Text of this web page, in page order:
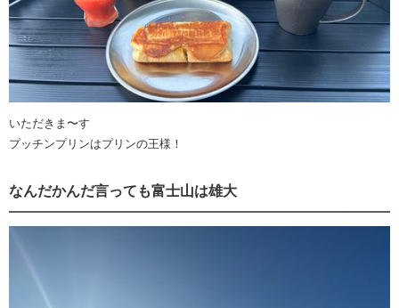
いただきま〜す
プッチンプリンはプリンの王様！
なんだかんだ言っても富士山は雄大